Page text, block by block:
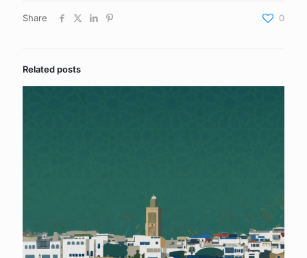
Share 0
Related posts